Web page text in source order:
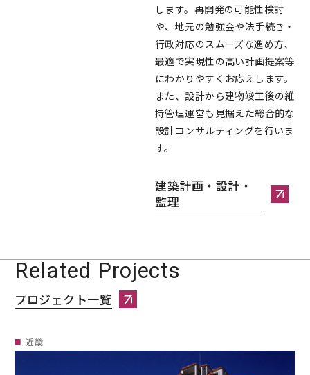
します。再開発の可能性検討
や、地元の勉強会や法手続き・
行政対応のスムーズな進め方、
最適で実現性の高い計画提案等
にわかりやすくお応えします。
また、設計から建物竣工後の維
持管理運営も見据えた総合的な
設計コンサルティングを行いま
す。
建築計画・設計・
監理
建築計画・設計・監理へページ遷
Related Projects
プロジェクト一覧
プロジェクト一覧へページ遷移します。
近畿